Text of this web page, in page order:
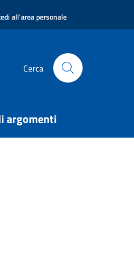
all'area personale
Cerca
argomenti